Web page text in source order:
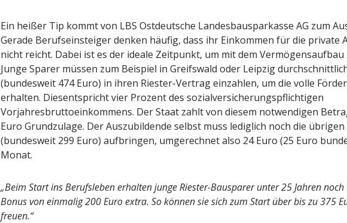
Ein heißer Tip kommt von LBS Ostdeutsche Landesbausparkasse AG zum
Gerade Berufseinsteiger denken häufig, dass ihr Einkommen für die private
nicht reicht. Dabei ist es der ideale Zeitpunkt, um mit dem Vermögensaufbau
Junge Sparer müssen zum Beispiel in Greifswald oder Leipzig
(bundesweit 474 Euro) in ihren Riester-Vertrag einzahlen, um die volle
erhalten. Diesentspricht vier Prozent des sozialversicherungspflichtigen
Vorjahresbruttoeinkommens. Der Staat zahlt von diesem notwendigen
Euro Grundzulage. Der Auszubildende selbst muss lediglich noch die übrigen
(bundesweit 299 Euro) aufbringen, umgerechnet also 24 Euro (25 Euro
Monat.
„Beim Start ins Berufsleben erhalten junge Riester-Bausparer unter 25 Jahren
Bonus von einmalig 200 Euro extra. So können sie sich zum Start über bis zu 375
freuen.“